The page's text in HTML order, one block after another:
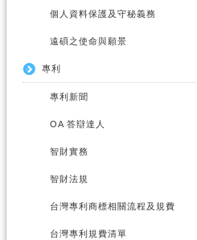
個人資料保護及守秘義務
遠碩之使命與願景
專利
專利新聞
OA 答辯達人
智財實務
智財法規
台灣專利商標相關流程及規費
台灣專利規費清單